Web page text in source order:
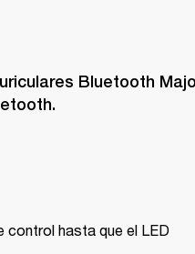
Bluetooth
control hasta que el LED